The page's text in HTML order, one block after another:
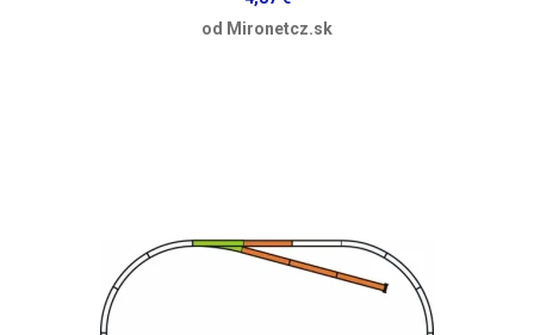
od Mironetcz.sk